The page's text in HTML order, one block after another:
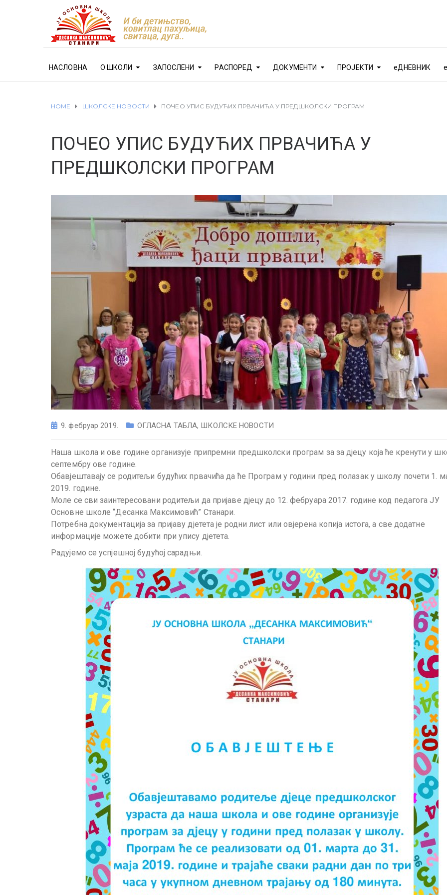
НАСЛОВНА О ШКОЛИ ЗАПОСЛЕНИ РАСПОРЕД ДОКУМЕНТИ ПРОЈЕКТИ еДНЕВНИК
HOME ШКОЛСКЕ НОВОСТИ ПОЧЕО УПИС БУДУЋИХ ПРВАЧИЋА У ПРЕДШКОЛСКИ ПРОГРАМ
ПОЧЕО УПИС БУДУЋИХ ПРВАЧИЋА У
ПРЕДШКОЛСКИ ПРОГРАМ
9. фебруар 2019. ОГЛАСНА ТАБЛА, ШКОЛСКЕ НОВОСТИ
Наша школа и ове године организује припремни предшколски програм за за дјецу која ће кренути у
септембру ове године.
Обавјештавају се родитељи будућих првачића да ће Програм у години пред полазак у школу почети 1.
2019. године.
Моле се сви заинтересовани родитељи да пријаве дјецу до 12. фебруара 2017. године код педагога ЈУ
Основне школе “Десанка Максимовић” Станари.
Потребна документација за пријаву дјетета је родни лист или овјерена копија истога, а све додатне
информације можете добити при упису дјетета.
Радујемо се успјешној будућој сарадњи.